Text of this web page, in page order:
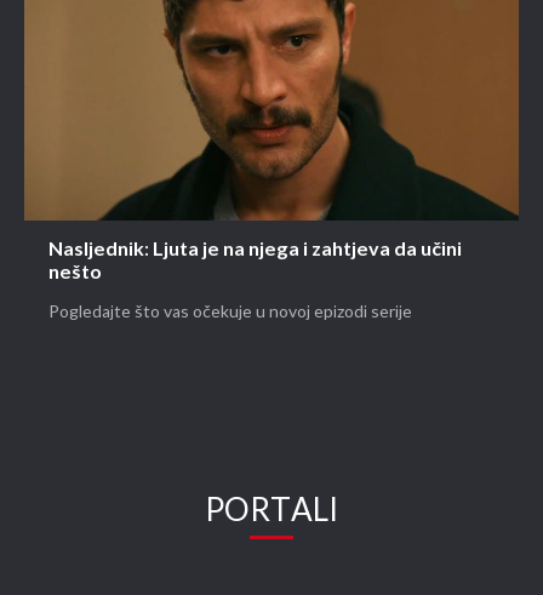
Nasljednik: Ljuta je na njega i zahtjeva da učini
nešto
Pogledajte što vas očekuje u novoj epizodi serije
PORTALI